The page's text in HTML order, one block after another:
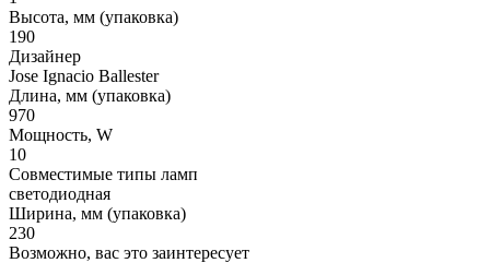
Высота, мм (упаковка)
190
Дизайнер
Jose Ignacio Ballester
Длина, мм (упаковка)
970
Мощность, W
10
Совместимые типы ламп
светодиодная
Ширина, мм (упаковка)
230
Возможно, вас это заинтересует